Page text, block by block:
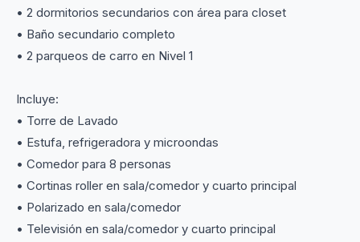
• 2 dormitorios secundarios con área para closet
• Baño secundario completo
• 2 parqueos de carro en Nivel 1
Incluye:
• Torre de Lavado
• Estufa, refrigeradora y microondas
• Comedor para 8 personas
• Cortinas roller en sala/comedor y cuarto principal
• Polarizado en sala/comedor
• Televisión en sala/comedor y cuarto principal